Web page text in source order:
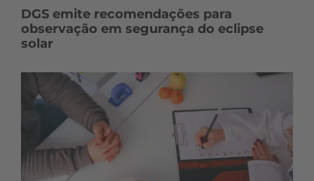
DGS emite recomendações para
observação em segurança do eclipse
solar